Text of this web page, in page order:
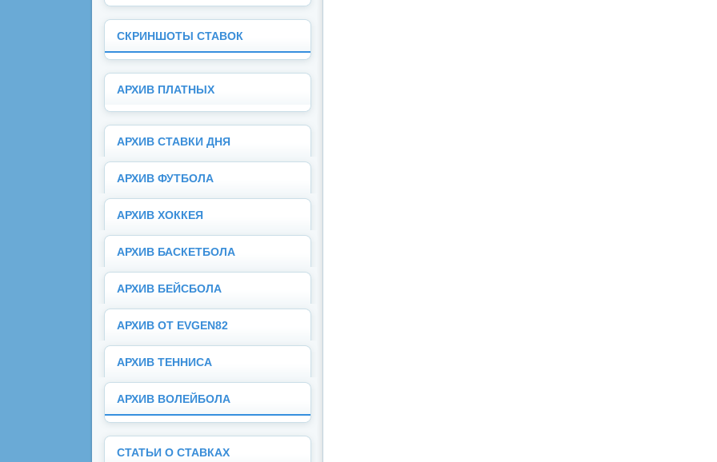
СКРИНШОТЫ СТАВОК
АРХИВ ПЛАТНЫХ
АРХИВ СТАВКИ ДНЯ
АРХИВ ФУТБОЛА
АРХИВ ХОККЕЯ
АРХИВ БАСКЕТБОЛА
АРХИВ БЕЙСБОЛА
АРХИВ ОТ EVGEN82
АРХИВ ТЕННИСА
АРХИВ ВОЛЕЙБОЛА
СТАТЬИ О СТАВКАХ